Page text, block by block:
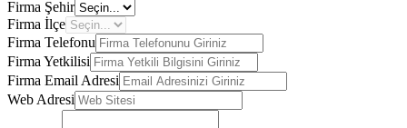
Firma Şehir
Firma İlçe
Firma Telefonu
Firma Yetkilisi
Firma Email Adresi
Web Adresi